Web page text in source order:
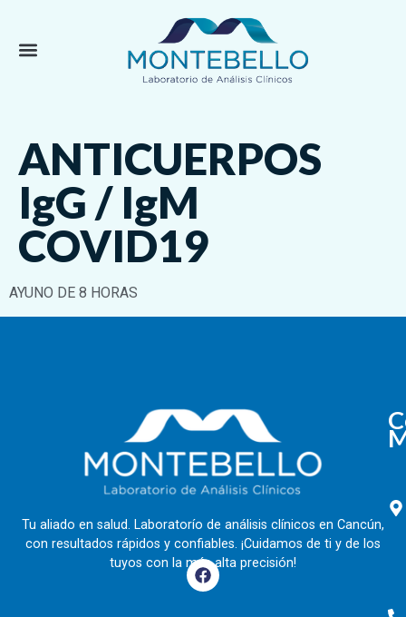
ANTICUERPOS
IgG / IgM
COVID19
AYUNO DE 8 HORAS
Tu aliado en salud. Laboratorío de análisis clínicos en Cancún,
con resultados rápidos y confiables. ¡Cuidamos de ti y de los
tuyos con la más alta precisión!